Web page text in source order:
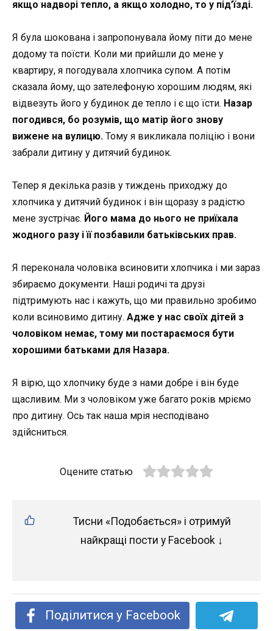
якщо надворі тепло, а якщо холодно, то у під’їзді.
Я була шокована і запропонувала йому піти до мене
додому та поїсти. Коли ми прийшли до мене у
квартиру, я погодувала хлопчика супом. А потім
сказала йому, що зателефоную хорошим людям, які
відвезуть його у будинок де тепло і є що їсти. Назар
погодився, бо розумів, що матір його знову
вижене на вулицю. Тому я викликала поліцію і вони
забрали дитину у дитячий будинок.
Тепер я декілька разів у тиждень приходжу до
хлопчика у дитячий будинок і він щоразу з радістю
мене зустрічає. Його мама до нього не приїхала
жодного разу і її позбавили батьківських прав.
Я переконала чоловіка всиновити хлопчика і ми зараз
збираємо документи. Наші родичі та друзі
підтримують нас і кажуть, що ми правильно зробимо
коли всиновимо дитину. Адже у нас своїх дітей з
чоловіком немає, тому ми постараємося бути
хорошими батьками для Назара.
Я вірю, що хлопчику буде з нами добре і він буде
щасливим. Ми з чоловіком уже багато років мріємо
про дитину. Ось так наша мрія несподівано
здійсниться.
Оцените статью
Тисни «Подобається» і отримуй
найкращі пости у Facebook ↓
Поділитися у Facebook